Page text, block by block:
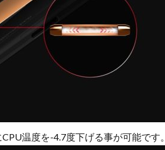
温度を-4.7度下げる事が可能です。